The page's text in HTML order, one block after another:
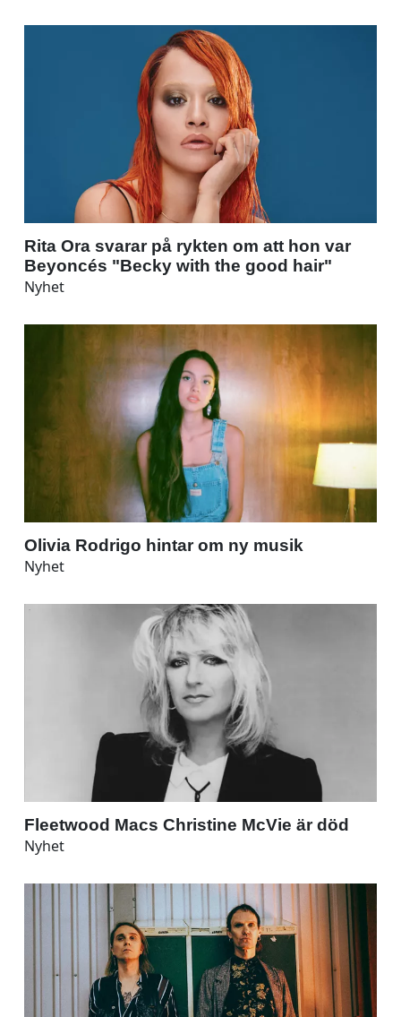
Rita Ora svarar på rykten om att hon var
Beyoncés "Becky with the good hair"
Nyhet
Olivia Rodrigo hintar om ny musik
Nyhet
Fleetwood Macs Christine McVie är död
Nyhet